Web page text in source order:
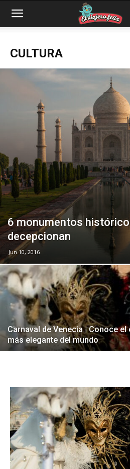
CULTURA
6 monumentos
decepcionan
Jun 10, 2016
Carnaval de Venecia | Conoce el
más elegante del mundo